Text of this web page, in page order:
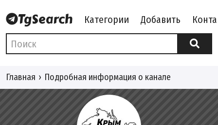
Категории Добавить
Главная Подробная информация о канале